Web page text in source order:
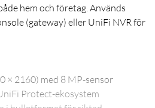
hem och företag. Används
(gateway) eller UniFi NVR för
× 2160) med 8 MP-sensor
Protect-ekosystem